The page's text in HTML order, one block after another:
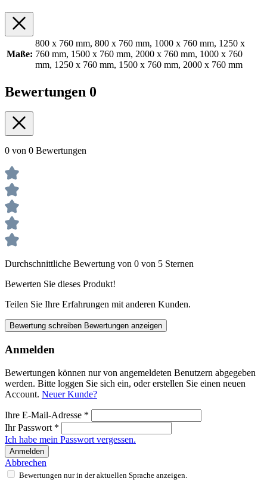
Maße:
800 x 760 mm, 800 x 760 mm, 1000 x 760 mm, 1250 x
760 mm, 1500 x 760 mm, 2000 x 760 mm, 1000 x 760
mm, 1250 x 760 mm, 1500 x 760 mm, 2000 x 760 mm
Bewertungen 0
0 von 0 Bewertungen
Durchschnittliche Bewertung von 0 von 5 Sternen
Bewerten Sie dieses Produkt!
Teilen Sie Ihre Erfahrungen mit anderen Kunden.
Bewertung schreiben Bewertungen anzeigen
Anmelden
Bewertungen können nur von angemeldeten Benutzern abgegeben
werden. Bitte loggen Sie sich ein, oder erstellen Sie einen neuen
Account. Neuer Kunde?
Ihre E-Mail-Adresse *
Ihr Passwort *
Ich habe mein Passwort vergessen.
Anmelden
Abbrechen
Bewertungen nur in der aktuellen Sprache anzeigen.